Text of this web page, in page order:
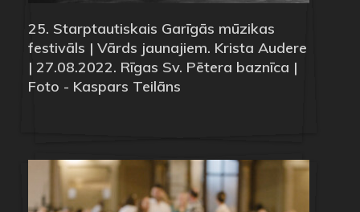
25. Starptautiskais Garīgās mūzikas
festivāls | Vārds jaunajiem. Krista Audere
| 27.08.2022. Rīgas Sv. Pētera baznīca |
Foto - Kaspars Teilāns